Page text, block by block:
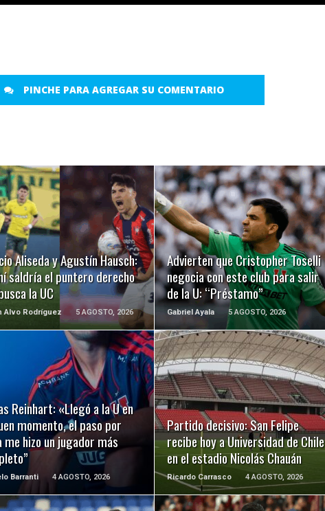
PINCHE PARA AGREGAR SU COMENTARIO
Aliseda y Agustín Hausch:
saldría el puntero derecho
la UC
Alvo Rodríguez 5 AGOSTO, 2026
LEER MÁS
Advierten que Cristopher Toselli
negocia con este club para salir
de la U: “Préstamo”
Gabriel Ayala 5 AGOSTO, 2026
LEER MÁS
Reinhart: «Llegó a la U en
momento, el paso por
me hizo un jugador más
Barranti 4 AGOSTO, 2026
LEER MÁS
Partido decisivo: San Felipe
recibe hoy a Universidad de Chile
en el estadio Nicolás Chauán
Ricardo Carrasco 4 AGOSTO, 2026
LEER MÁS